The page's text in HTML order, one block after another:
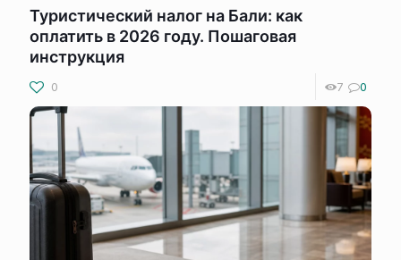
Туристический налог на Бали: как
оплатить в 2026 году. Пошаговая
инструкция
0 7 0